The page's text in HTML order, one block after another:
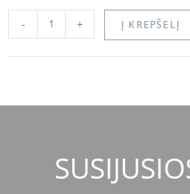
- + Į KREPŠELĮ